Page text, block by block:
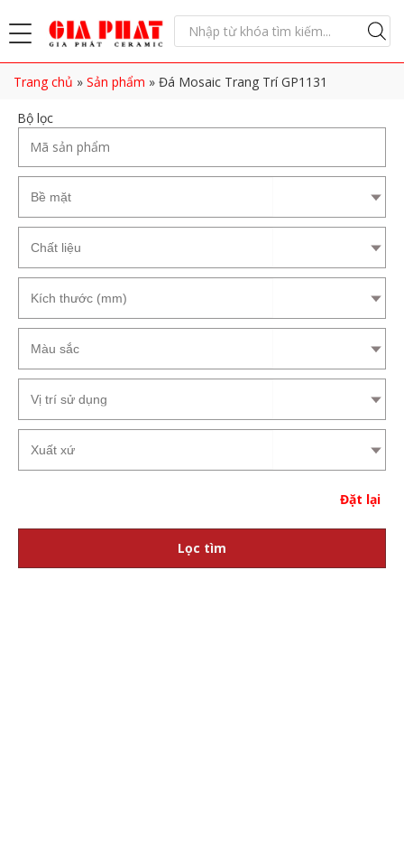
Trang chủ » Sản phẩm » Đá Mosaic Trang Trí GP1131
Bộ lọc
Đặt lại
Lọc tìm